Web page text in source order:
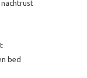
bed